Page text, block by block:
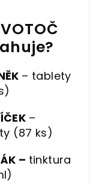
– tablety
–
(87 ks)
– tinktura